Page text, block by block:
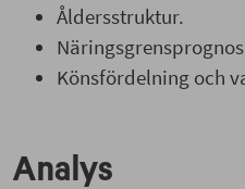
Åldersstruktur.
Könsfördelning och
Analys